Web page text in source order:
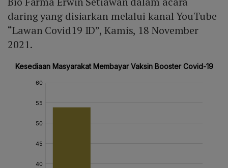
daring yang disiarkan melalui kanal YouTube
“Lawan Covid19 ID”, Kamis, 18 November
2021.